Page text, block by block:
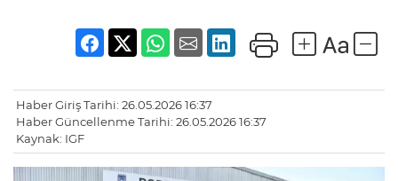
Haber Giriş Tarihi: 26.05.2026 16:37
Haber Güncellenme Tarihi: 26.05.2026 16:37
Kaynak: IGF